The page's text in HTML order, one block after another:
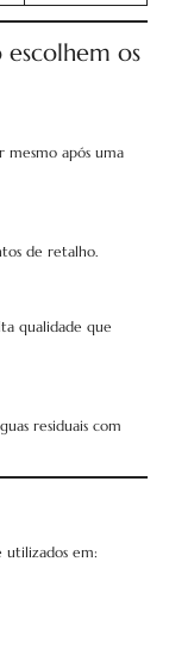
escolhem os
mesmo após uma
de retalho.
qualidade que
residuais com
utilizados em: